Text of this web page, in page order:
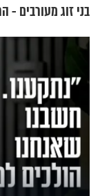
בני זוג מעורבים -